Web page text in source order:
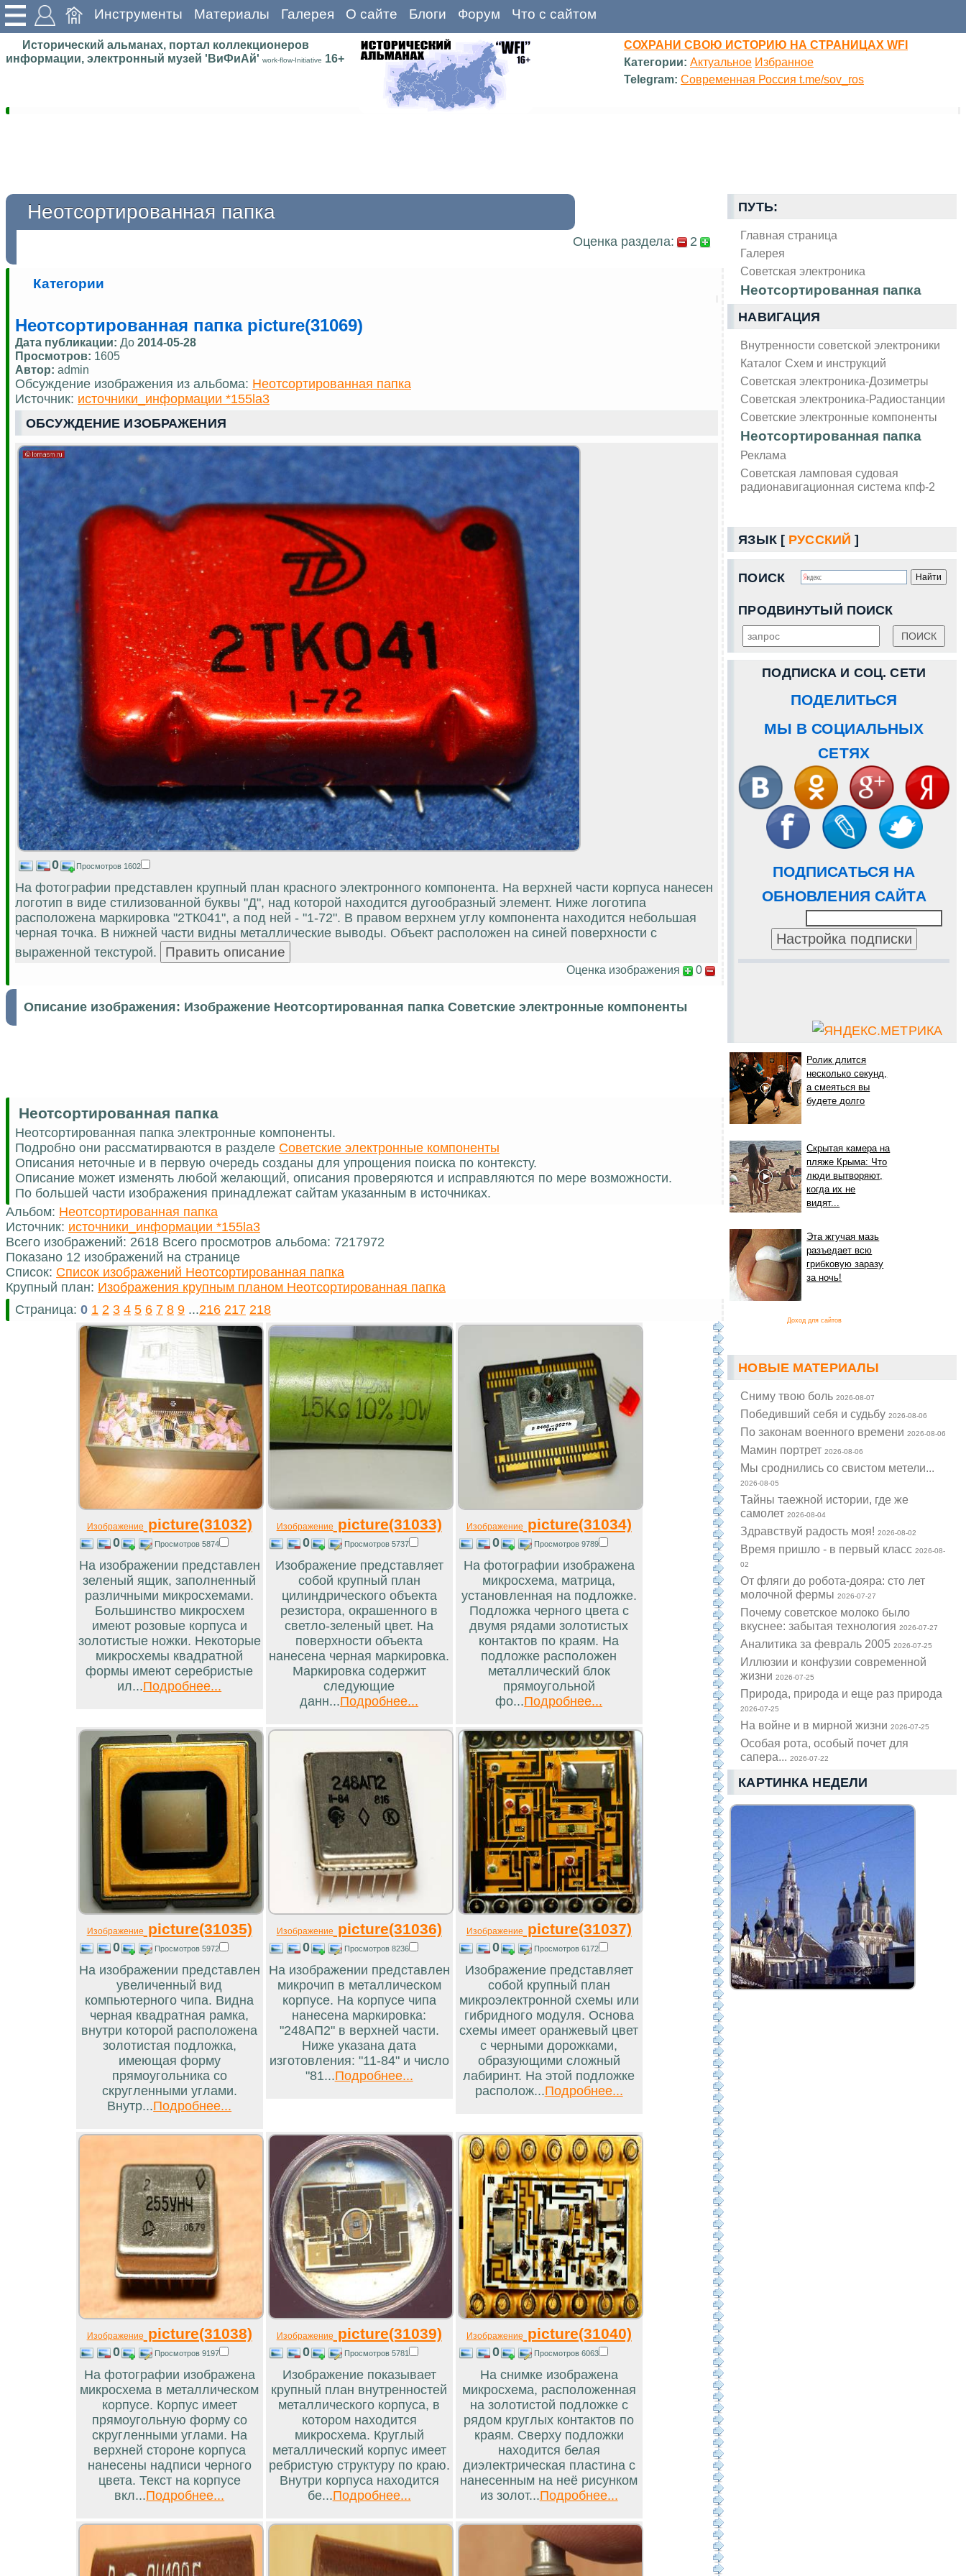
Инструменты Материалы Галерея О сайте Блоги Форум Что с сайтом
Исторический альманах, портал коллекционеров
информации, электронный музей 'ВиФиАй' work-flow-Initiative 16+
СОХРАНИ СВОЮ ИСТОРИЮ НА СТРАНИЦАХ WFI
Категории: Актуальное Избранное
Telegram: Современная Россия t.me/sov_ros
ПУТЬ:
Главная страница
Галерея
Советская электроника
Неотсортированная папка
НАВИГАЦИЯ
Внутренности советской электроники
Каталог Схем и инструкций
Советская электроника-Дозиметры
Советская электроника-Радиостанции
Советские электронные компоненты
Неотсортированная папка
Реклама
Советская ламповая судовая
радионавигационная система кпф-2
ЯЗЫК [ РУССКИЙ ]
ПОИСК
ПРОДВИНУТЫЙ ПОИСК
ПОДПИСКА И СОЦ. СЕТИ
ПОДЕЛИТЬСЯ
МЫ В СОЦИАЛЬНЫХ
СЕТЯХ
ПОДПИСАТЬСЯ НА
ОБНОВЛЕНИЯ САЙТА
Ролик длится
несколько секунд,
а смеяться вы
будете долго
Скрытая камера на
пляже Крыма: Что
люди вытворяют,
когда их не
видят...
Эта жгучая мазь
разъедает всю
грибковую заразу
за ночь!
Доход для сайтов
НОВЫЕ МАТЕРИАЛЫ
Cниму твою боль2026-08-07
Победивший себя и судьбу2026-08-06
По законам военного времени2026-08-06
Мамин портрет2026-08-06
Мы сроднились со свистом метели...
2026-08-05
Тайны таежной истории, где же
самолет2026-08-04
Здравствуй радость моя!2026-08-02
Время пришло - в первый класс2026-08-
02
От фляги до робота-дояра: сто лет
молочной фермы2026-07-27
Почему советское молоко было
вкуснее: забытая технология2026-07-27
Аналитика за февраль 20052026-07-25
Иллюзии и конфузии современной
жизни2026-07-25
Природа, природа и еще раз природа
2026-07-25
На войне и в мирной жизни2026-07-25
Особая рота, особый почет для
сапера...2026-07-22
КАРТИНКА НЕДЕЛИ
Неотсортированная папка
Оценка раздела: 2
Категории
Неотсортированная папка picture(31069)
Дата публикации: До 2014-05-28
Просмотров: 1605
Автор: admin
Обсуждение изображения из альбома: Неотсортированная папка
Источник: источники_информации *155la3
ОБСУЖДЕНИЕ ИЗОБРАЖЕНИЯ
0 Просмотров 1602
На фотографии представлен крупный план красного электронного компонента. На верхней части корпуса нанесен
логотип в виде стилизованной буквы "Д", над которой находится дугообразный элемент. Ниже логотипа
расположена маркировка "2ТК041", а под ней - "1-72". В правом верхнем углу компонента находится небольшая
черная точка. В нижней части видны металлические выводы. Объект расположен на синей поверхности с
выраженной текстурой.
Оценка изображения 0
Описание изображения: Изображение Неотсортированная папка Советские электронные компоненты
Неотсортированная папка
Неотсортированная папка электронные компоненты.
Подробно они рассматирваются в разделе Советские электронные компоненты
Описания неточные и в первую очередь созданы для упрощения поиска по контексту.
Описание может изменять любой желающий, описания проверяются и исправляются по мере возможности.
По большей части изображения принадлежат сайтам указанным в источниках.
Альбом: Неотсортированная папка
Источник: источники_информации *155la3
Всего изображений: 2618 Всего просмотров альбома: 7217972
Показано 12 изображений на странице
Список: Список изображений Неотсортированная папка
Крупный план: Изображения крупным планом Неотсортированная папка
Страница: 0 1 2 3 4 5 6 7 8 9 ...216 217 218
Изображение picture(31032)
0 Просмотров 5874
На изображении представлен
зеленый ящик, заполненный
различными микросхемами.
Большинство микросхем
имеют розовые корпуса и
золотистые ножки. Некоторые
микросхемы квадратной
формы имеют серебристые
ил...Подробнее...
Изображение picture(31033)
0 Просмотров 5737
Изображение представляет
собой крупный план
цилиндрического объекта
резистора, окрашенного в
светло-зеленый цвет. На
поверхности объекта
нанесена черная маркировка.
Маркировка содержит
следующие
данн...Подробнее...
Изображение picture(31034)
0 Просмотров 9789
На фотографии изображена
микросхема, матрица,
установленная на подложке.
Подложка черного цвета с
двумя рядами золотистых
контактов по краям. На
подложке расположен
металлический блок
прямоугольной
фо...Подробнее...
Изображение picture(31035)
0 Просмотров 5972
На изображении представлен
увеличенный вид
компьютерного чипа. Видна
черная квадратная рамка,
внутри которой расположена
золотистая подложка,
имеющая форму
прямоугольника со
скругленными углами.
Внутр...Подробнее...
Изображение picture(31036)
0 Просмотров 8236
На изображении представлен
микрочип в металлическом
корпусе. На корпусе чипа
нанесена маркировка:
"248АП2" в верхней части.
Ниже указана дата
изготовления: "11-84" и число
"81...Подробнее...
Изображение picture(31037)
0 Просмотров 6172
Изображение представляет
собой крупный план
микроэлектронной схемы или
гибридного модуля. Основа
схемы имеет оранжевый цвет
с черными дорожками,
образующими сложный
лабиринт. На этой подложке
располож...Подробнее...
Изображение picture(31038)
0 Просмотров 9197
На фотографии изображена
микросхема в металлическом
корпусе. Корпус имеет
прямоугольную форму со
скругленными углами. На
верхней стороне корпуса
нанесены надписи черного
цвета. Текст на корпусе
вкл...Подробнее...
Изображение picture(31039)
0 Просмотров 5781
Изображение показывает
крупный план внутренностей
металлического корпуса, в
котором находится
микросхема. Круглый
металлический корпус имеет
ребристую структуру по краю.
Внутри корпуса находится
бе...Подробнее...
Изображение picture(31040)
0 Просмотров 6063
На снимке изображена
микросхема, расположенная
на золотистой подложке с
рядом круглых контактов по
краям. Сверху подложки
находится белая
диэлектрическая пластина с
нанесенным на неё рисунком
из золот...Подробнее...